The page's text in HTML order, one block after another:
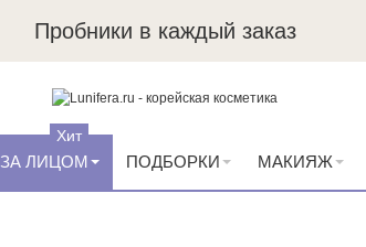
Пробники в каждый заказ
ЛИЦОМ
Хит
ПОДБОРКИ МАКИЯЖ